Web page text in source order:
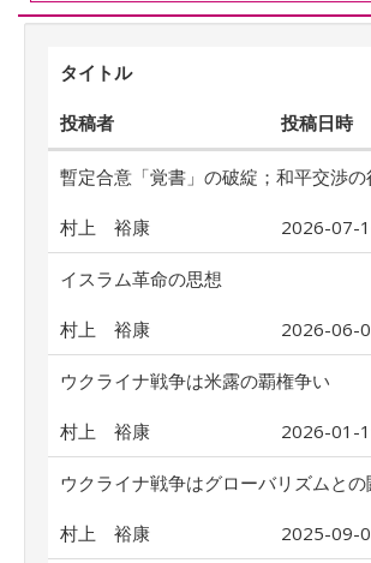
タイトル
投稿者 投稿日時
暫定合意「覚書」の破綻；和平交渉の
村上 裕康 2026-07-
イスラム革命の思想
村上 裕康 2026-06-
ウクライナ戦争は米露の覇権争い
村上 裕康 2026-01-
ウクライナ戦争はグローバリズムとの
村上 裕康 2025-09-